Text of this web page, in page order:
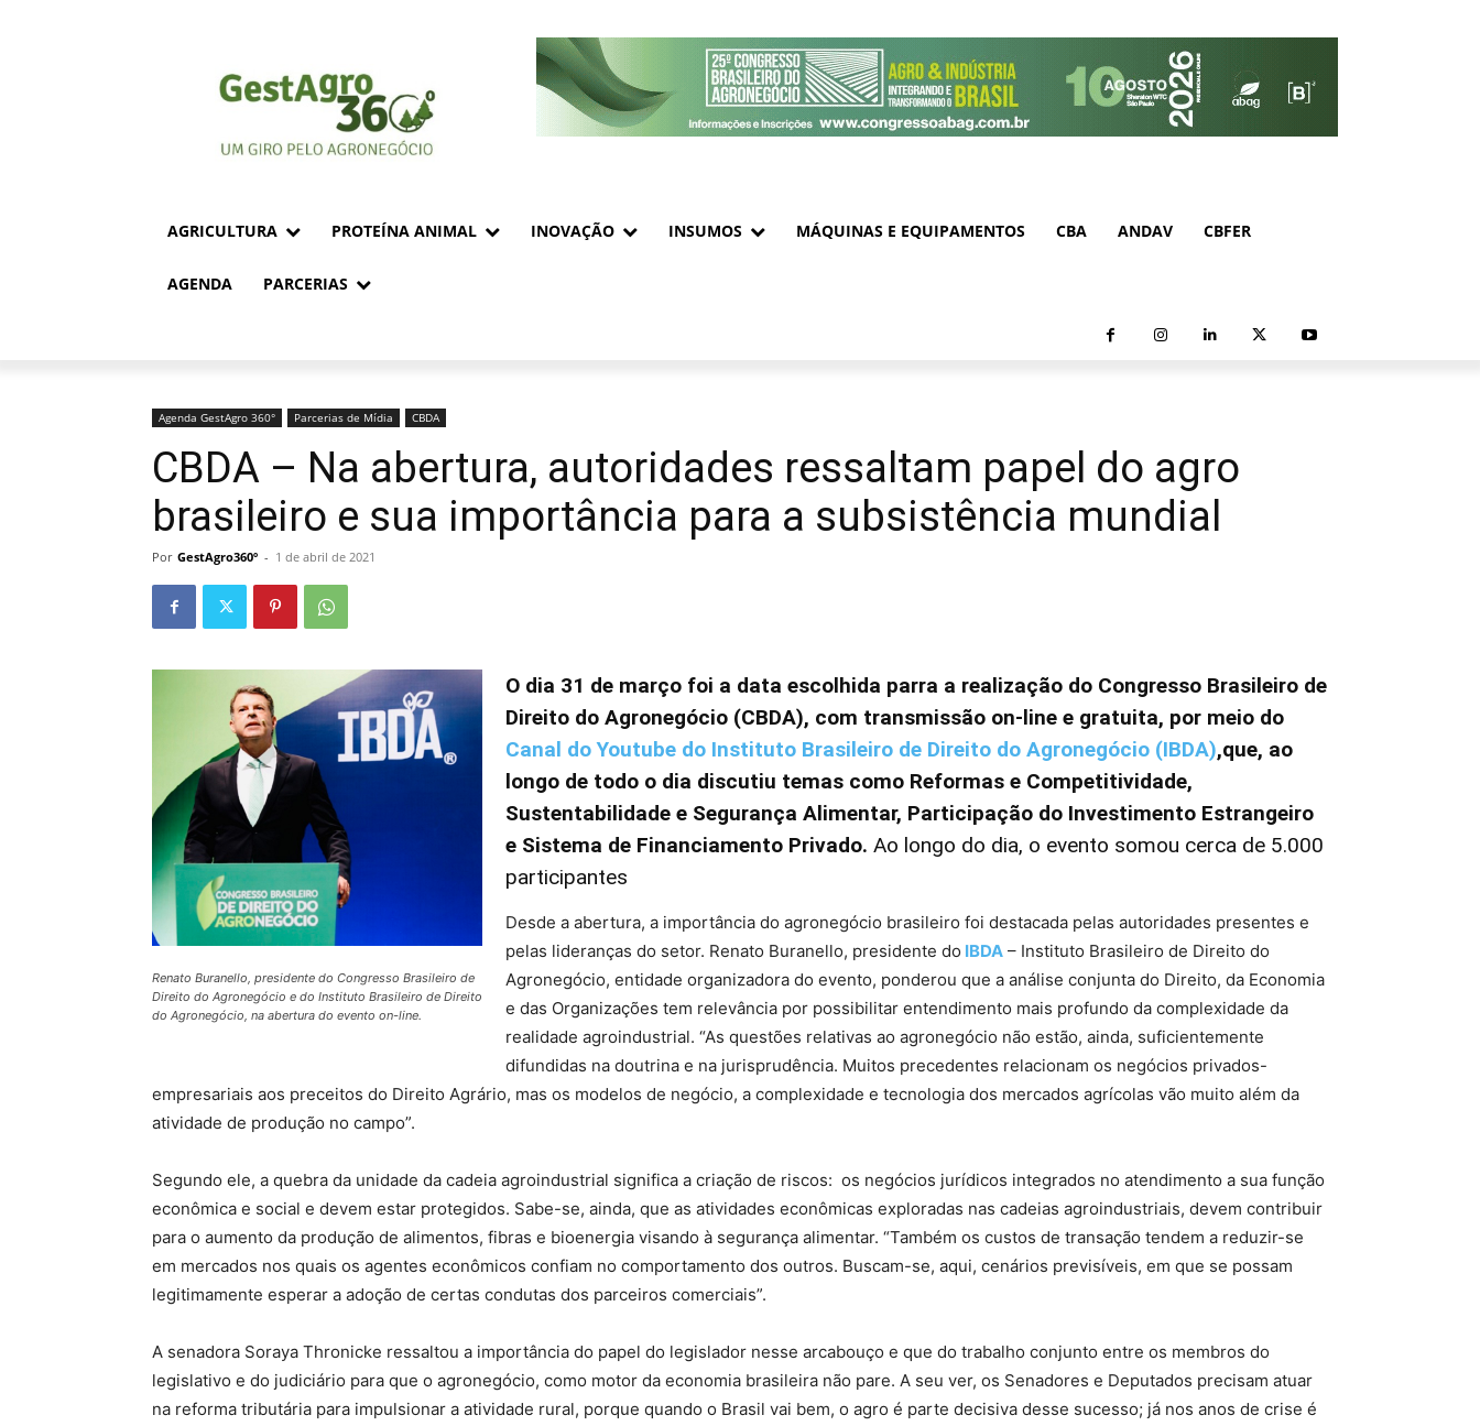
AGRICULTURA PROTEÍNA ANIMAL INOVAÇÃO INSUMOS MÁQUINAS E EQUIPAMENTOS CBA ANDAV CBFER
AGENDA PARCERIAS
Agenda GestAgro 360° Parcerias de Mídia CBDA
CBDA – Na abertura, autoridades ressaltam papel do agro
brasileiro e sua importância para a subsistência mundial
Por GestAgro360º - 1 de abril de 2021
Renato Buranello, presidente do Congresso Brasileiro de
Direito do Agronegócio e do Instituto Brasileiro de Direito
do Agronegócio, na abertura do evento on-line.
O dia 31 de março foi a data escolhida parra a realização do Congresso Brasileiro de
Direito do Agronegócio (CBDA), com transmissão on-line e gratuita, por meio do
Canal do Youtube do Instituto Brasileiro de Direito do Agronegócio (IBDA),que, ao
longo de todo o dia discutiu temas como Reformas e Competitividade,
Sustentabilidade e Segurança Alimentar, Participação do Investimento Estrangeiro
e Sistema de Financiamento Privado. Ao longo do dia, o evento somou cerca de 5.000
participantes
Desde a abertura, a importância do agronegócio brasileiro foi destacada pelas autoridades presentes e
pelas lideranças do setor. Renato Buranello, presidente do IBDA – Instituto Brasileiro de Direito do
Agronegócio, entidade organizadora do evento, ponderou que a análise conjunta do Direito, da Economia
e das Organizações tem relevância por possibilitar entendimento mais profundo da complexidade da
realidade agroindustrial. “As questões relativas ao agronegócio não estão, ainda, suficientemente
difundidas na doutrina e na jurisprudência. Muitos precedentes relacionam os negócios privados-
empresariais aos preceitos do Direito Agrário, mas os modelos de negócio, a complexidade e tecnologia dos mercados agrícolas vão muito além da
atividade de produção no campo”.
Segundo ele, a quebra da unidade da cadeia agroindustrial significa a criação de riscos: os negócios jurídicos integrados no atendimento a sua função
econômica e social e devem estar protegidos. Sabe-se, ainda, que as atividades econômicas exploradas nas cadeias agroindustriais, devem contribuir
para o aumento da produção de alimentos, fibras e bioenergia visando à segurança alimentar. “Também os custos de transação tendem a reduzir-se
em mercados nos quais os agentes econômicos confiam no comportamento dos outros. Buscam-se, aqui, cenários previsíveis, em que se possam
legitimamente esperar a adoção de certas condutas dos parceiros comerciais”.
A senadora Soraya Thronicke ressaltou a importância do papel do legislador nesse arcabouço e que do trabalho conjunto entre os membros do
legislativo e do judiciário para que o agronegócio, como motor da economia brasileira não pare. A seu ver, os Senadores e Deputados precisam atuar
na reforma tributária para impulsionar a atividade rural, porque quando o Brasil vai bem, o agro é parte decisiva desse sucesso; já nos anos de crise é